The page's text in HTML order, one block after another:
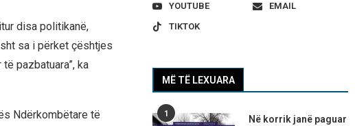
disa politikanë,
sa i përket çështjes
pazbatuara”, ka
Ndërkombëtare të
YOUTUBE
EMAIL
TIKTOK
MË TË LEXUARA
1
Në korrik janë paguar